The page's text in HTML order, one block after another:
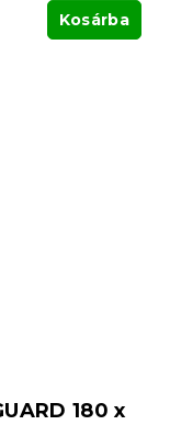
Kosárba
180 x